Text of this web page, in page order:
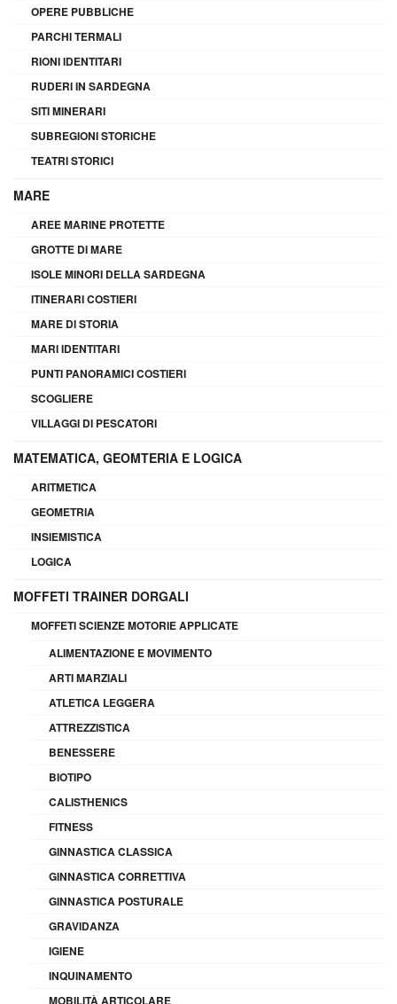
OPERE PUBBLICHE
PARCHI TERMALI
RIONI IDENTITARI
RUDERI IN SARDEGNA
SITI MINERARI
SUBREGIONI STORICHE
TEATRI STORICI
MARE
AREE MARINE PROTETTE
GROTTE DI MARE
ISOLE MINORI DELLA SARDEGNA
ITINERARI COSTIERI
MARE DI STORIA
MARI IDENTITARI
PUNTI PANORAMICI COSTIERI
SCOGLIERE
VILLAGGI DI PESCATORI
MATEMATICA, GEOMTERIA E LOGICA
ARITMETICA
GEOMETRIA
INSIEMISTICA
LOGICA
MOFFETI TRAINER DORGALI
MOFFETI SCIENZE MOTORIE APPLICATE
ALIMENTAZIONE E MOVIMENTO
ARTI MARZIALI
ATLETICA LEGGERA
ATTREZZISTICA
BENESSERE
BIOTIPO
CALISTHENICS
FITNESS
GINNASTICA CLASSICA
GINNASTICA CORRETTIVA
GINNASTICA POSTURALE
GRAVIDANZA
IGIENE
INQUINAMENTO
MOBILITÀ ARTICOLARE